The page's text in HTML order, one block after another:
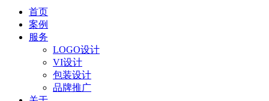
首页
案例
服务
LOGO设计
VI设计
包装设计
品牌推广